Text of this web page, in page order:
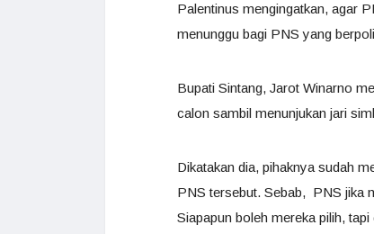
Palentinus mengingatkan, agar
menunggu bagi PNS yang
Bupati Sintang, Jarot Winarno
calon sambil menunjukan jari
Dikatakan dia, pihaknya sudah
PNS tersebut. Sebab, PNS jika
Siapapun boleh mereka pilih,